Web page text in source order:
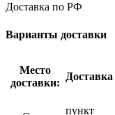
Доставка по РФ
Варианты доставки
Место
доставки:
Доставка
пункт